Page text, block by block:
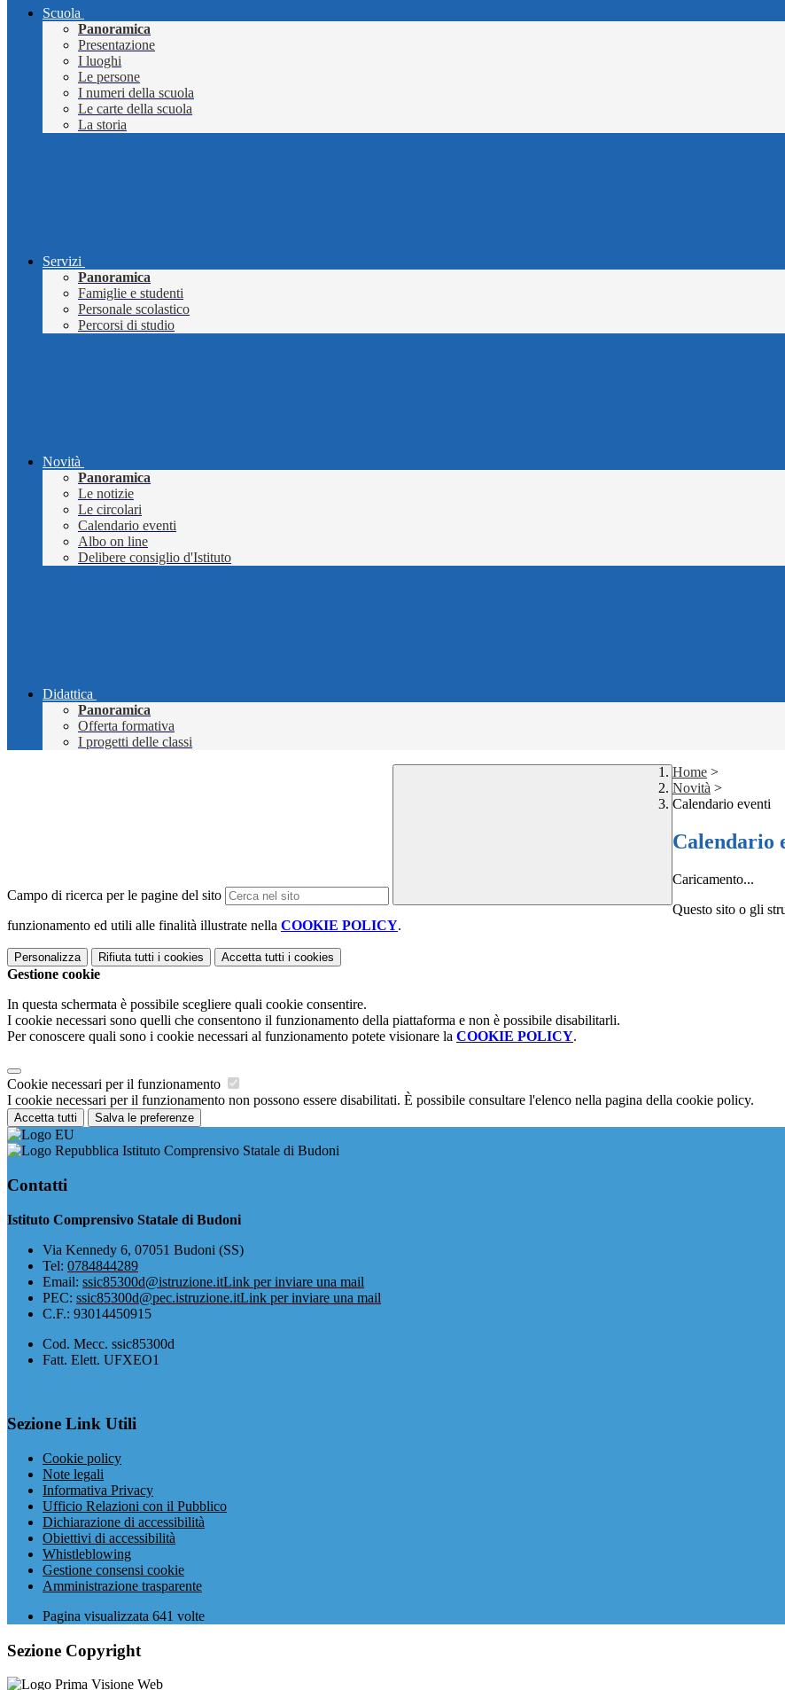
Scuola
Panoramica
Presentazione
I luoghi
Le persone
I numeri della scuola
Le carte della scuola
La storia
Servizi
Panoramica
Famiglie e studenti
Personale scolastico
Percorsi di studio
Novità
Panoramica
Le notizie
Le circolari
Calendario eventi
Albo on line
Delibere consiglio d'Istituto
Didattica
Panoramica
Offerta formativa
I progetti delle classi
Campo di ricerca per le pagine del sito
Home >
Novità >
Calendario eventi
Calendario
Caricamento...
Questo sito o gli
funzionamento ed utili alle finalità illustrate nella COOKIE POLICY.
Personalizza Rifiuta tutti i cookies Accetta tutti i cookies
Gestione cookie
In questa schermata è possibile scegliere quali cookie consentire.
I cookie necessari sono quelli che consentono il funzionamento della piattaforma e non è possibile disabilitarli.
Per conoscere quali sono i cookie necessari al funzionamento potete visionare la COOKIE POLICY.
Cookie necessari per il funzionamento
I cookie necessari per il funzionamento non possono essere disabilitati. È possibile consultare l'elenco nella pagina della cookie policy.
Accetta tutti Salva le preferenze
Istituto Comprensivo Statale di Budoni
Contatti
Istituto Comprensivo Statale di Budoni
Via Kennedy 6, 07051 Budoni (SS)
Tel: 0784844289
Email: ssic85300d@istruzione.itLink per inviare una mail
PEC: ssic85300d@pec.istruzione.itLink per inviare una mail
C.F.: 93014450915
Cod. Mecc. ssic85300d
Fatt. Elett. UFXEO1
Sezione Link Utili
Cookie policy
Note legali
Informativa Privacy
Ufficio Relazioni con il Pubblico
Dichiarazione di accessibilità
Obiettivi di accessibilità
Whistleblowing
Gestione consensi cookie
Amministrazione trasparente
Pagina visualizzata 641 volte
Sezione Copyright